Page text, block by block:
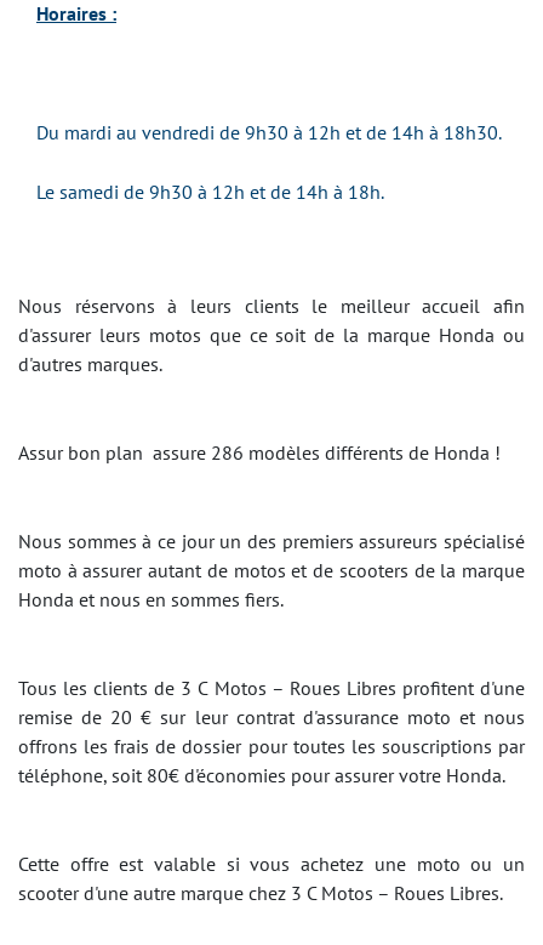
Horaires :
Du mardi au vendredi de 9h30 à 12h et de 14h à 18h30.
Le samedi de 9h30 à 12h et de 14h à 18h.
Nous réservons à leurs clients le meilleur accueil afin
d'assurer leurs motos que ce soit de la marque Honda ou
d'autres marques.
Assur bon plan assure 286 modèles différents de Honda !
Nous sommes à ce jour un des premiers assureurs spécialisé
moto à assurer autant de motos et de scooters de la marque
Honda et nous en sommes fiers.
Tous les clients de 3 C Motos – Roues Libres profitent d'une
remise de 20 € sur leur contrat d'assurance moto et nous
offrons les frais de dossier pour toutes les souscriptions par
téléphone, soit 80€ d'économies pour assurer votre Honda.
Cette offre est valable si vous achetez une moto ou un
scooter d'une autre marque chez 3 C Motos – Roues Libres.